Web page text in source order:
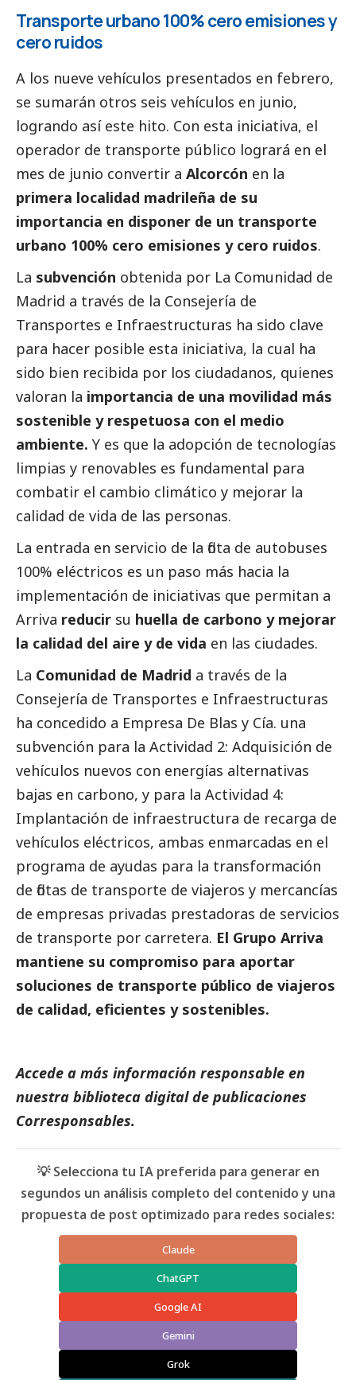
Transporte urbano 100% cero emisiones y
cero ruidos
A los nueve vehículos presentados en febrero,
se sumarán otros seis vehículos en junio,
logrando así este hito. Con esta iniciativa, el
operador de transporte público logrará en el
mes de junio convertir a Alcorcón en la
primera localidad madrileña de su
importancia en disponer de un transporte
urbano 100% cero emisiones y cero ruidos.
La subvención obtenida por La Comunidad de
Madrid a través de la Consejería de
Transportes e Infraestructuras ha sido clave
para hacer posible esta iniciativa, la cual ha
sido bien recibida por los ciudadanos, quienes
valoran la importancia de una movilidad más
sostenible y respetuosa con el medio
ambiente. Y es que la adopción de tecnologías
limpias y renovables es fundamental para
combatir el cambio climático y mejorar la
calidad de vida de las personas.
La entrada en servicio de la flota de autobuses
100% eléctricos es un paso más hacia la
implementación de iniciativas que permitan a
Arriva reducir su huella de carbono y mejorar
la calidad del aire y de vida en las ciudades.
La Comunidad de Madrid a través de la
Consejería de Transportes e Infraestructuras
ha concedido a Empresa De Blas y Cía. una
subvención para la Actividad 2: Adquisición de
vehículos nuevos con energías alternativas
bajas en carbono, y para la Actividad 4:
Implantación de infraestructura de recarga de
vehículos eléctricos, ambas enmarcadas en el
programa de ayudas para la transformación
de flotas de transporte de viajeros y mercancías
de empresas privadas prestadoras de servicios
de transporte por carretera. El Grupo Arriva
mantiene su compromiso para aportar
soluciones de transporte público de viajeros
de calidad, eficientes y sostenibles.
Accede a más información responsable en
nuestra biblioteca digital de publicaciones
Corresponsables.
💡 Selecciona tu IA preferida para generar en
segundos un análisis completo del contenido y una
propuesta de post optimizado para redes sociales:
Claude
ChatGPT
Google AI
Gemini
Grok